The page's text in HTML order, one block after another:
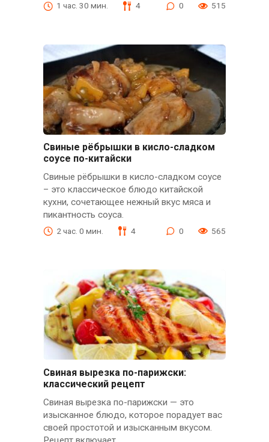
1 час. 30 мин. 4 0 515
Свиные рёбрышки в кисло-сладком
соусе по-китайски
Свиные рёбрышки в кисло-сладком соусе
– это классическое блюдо китайской
кухни, сочетающее нежный вкус мяса и
пикантность соуса.
2 час. 0 мин. 4 0 565
Свиная вырезка по-парижски:
классический рецепт
Свиная вырезка по-парижски — это
изысканное блюдо, которое порадует вас
своей простотой и изысканным вкусом.